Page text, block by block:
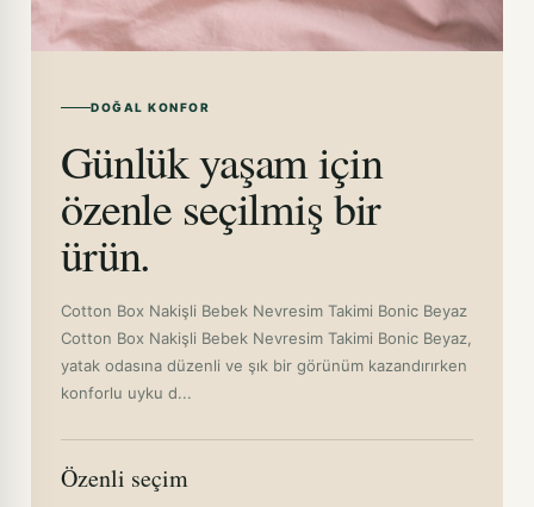
DOĞAL KONFOR
Günlük yaşam için
özenle seçilmiş bir
ürün.
Cotton Box Nakişli Bebek Nevresim Takimi Bonic Beyaz
Cotton Box Nakişli Bebek Nevresim Takimi Bonic Beyaz,
yatak odasına düzenli ve şık bir görünüm kazandırırken
konforlu uyku d...
Özenli seçim